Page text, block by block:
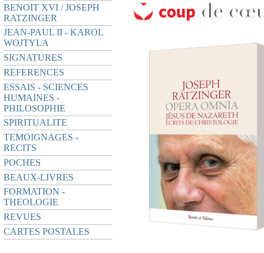
BENOIT XVI / JOSEPH
RATZINGER
JEAN-PAUL II - KAROL
WOJTYLA
SIGNATURES
REFERENCES
ESSAIS - SCIENCES
HUMAINES -
PHILOSOPHIE
SPIRITUALITE
TEMOIGNAGES -
RECITS
POCHES
BEAUX-LIVRES
FORMATION -
THEOLOGIE
REVUES
CARTES POSTALES